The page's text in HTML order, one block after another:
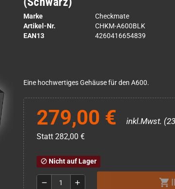
Marke
Checkmate
Artikel-Nr.
CHKM-A600BLK
EAN13
4260416654839
Eine hochwertiges Gehäuse für den A600.
279,00 € inkl.Mwst.
Statt 282,00 €
block Nicht auf Lager
remove add shopping_cart